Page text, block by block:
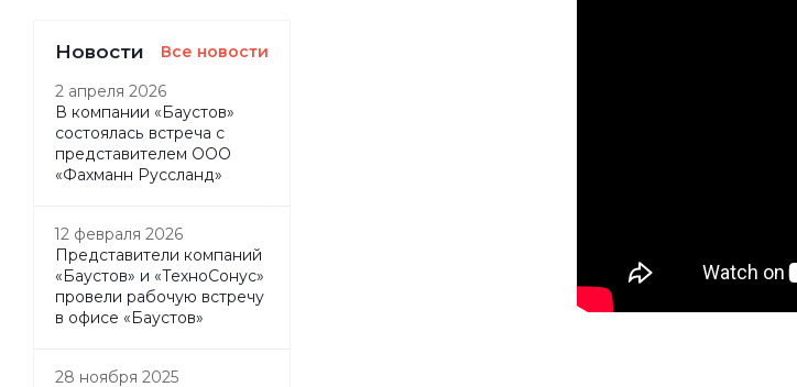
Новости Все новости
2 апреля 2026
В компании «Баустов»
состоялась встреча с
представителем ООО
«Фахманн Руссланд»
12 февраля 2026
Представители компаний
«Баустов» и «ТехноСонус»
провели рабочую встречу
в офисе «Баустов»
28 ноября 2025